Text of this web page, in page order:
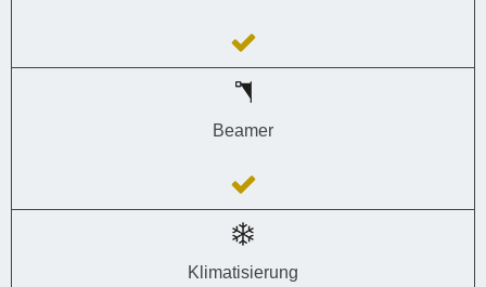
Beamer
Klimatisierung